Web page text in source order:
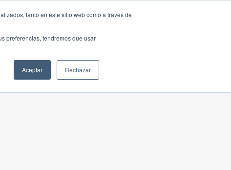
tanto en este sitio web como a través de
preferencias, tendremos que usar
Aceptar Rechazar